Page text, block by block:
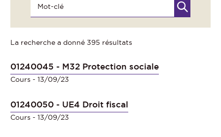
La recherche a donné 395 résultats
01240045 - M32 Protection sociale
Cours - 13/09/23
01240050 - UE4 Droit fiscal
Cours - 13/09/23